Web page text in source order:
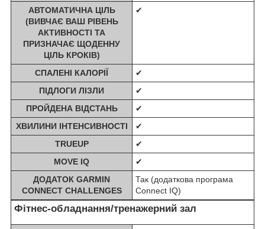
АВТОМАТИЧНА ЦІЛЬ
(ВИВЧАЄ ВАШ РІВЕНЬ
АКТИВНОСТІ ТА
ПРИЗНАЧАЄ ЩОДЕННУ
ЦІЛЬ КРОКІВ)
✔
СПАЛЕНІ КАЛОРІЇ
✔
ПІДЛОГИ ЛІЗЛИ
✔
ПРОЙДЕНА ВІДСТАНЬ
✔
ХВИЛИНИ ІНТЕНСИВНОСТІ
✔
TRUEUP
✔
MOVE IQ
✔
ДОДАТОК GARMIN
CONNECT CHALLENGES
Так (додаткова програма
Connect IQ)
Фітнес-обладнання/тренажерний зал